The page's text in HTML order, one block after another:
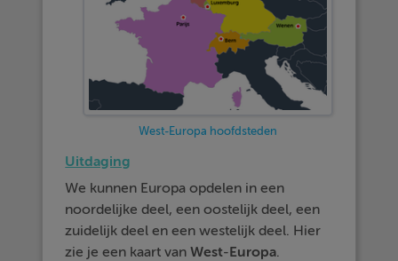
West-Europa hoofdsteden
Uitdaging
We kunnen Europa opdelen in een
noordelijke deel, een oostelijk deel, een
zuidelijk deel en een westelijk deel. Hier
zie je een kaart vanWest-Europa.